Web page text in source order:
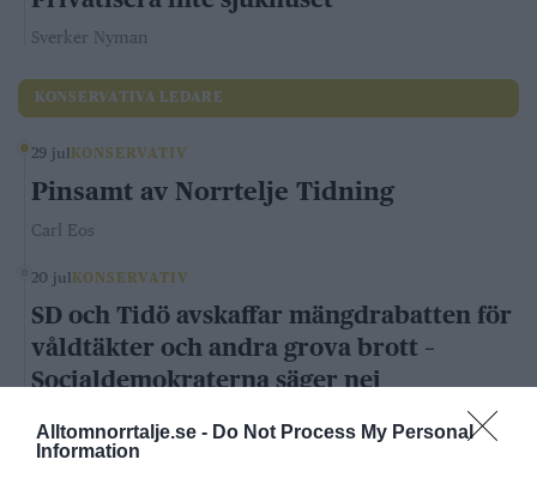
Alltomnorrtalje.se - Do Not Process My Personal
Information
Sverker Nyman
KONSERVATIVA LEDARE
29 jul KONSERVATIV
Pinsamt av Norrtelje Tidning
Carl Eos
20 jul KONSERVATIV
SD och Tidö avskaffar mängdrabatten för
våldtäkter och andra grova brott –
Socialdemokraterna säger nej